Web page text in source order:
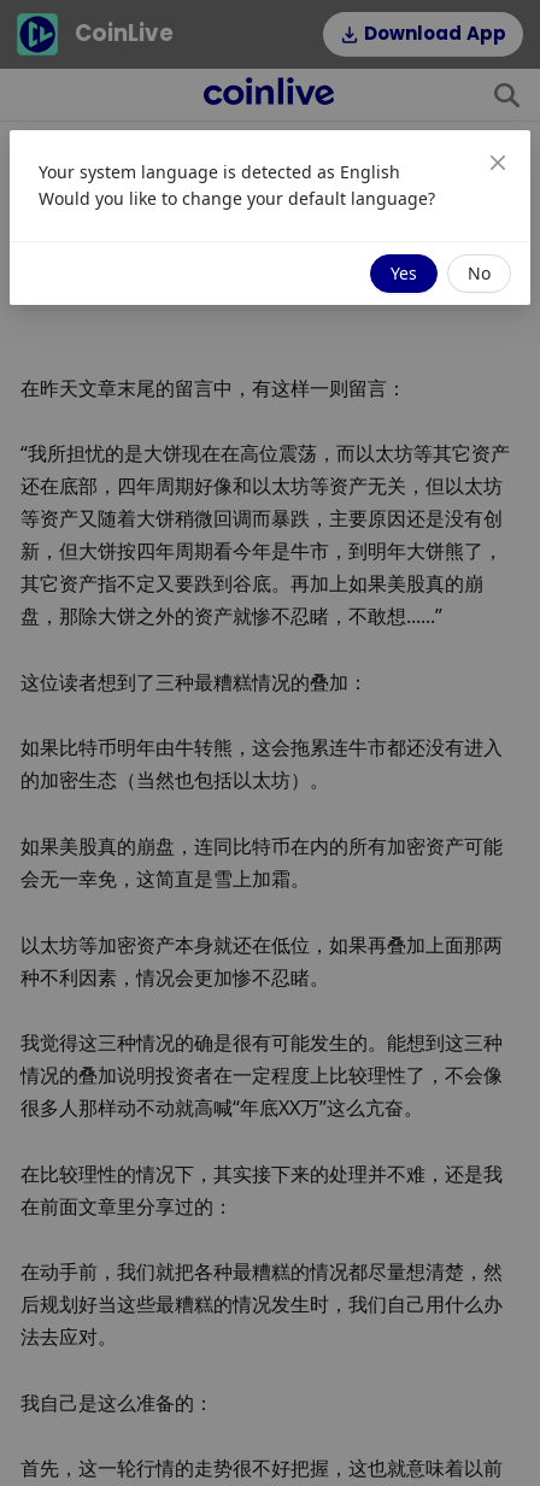
CoinLive Download App
如何应对市场行情暴跌？
关注
在昨天文章末尾的留言中，有这样一则留言：
“我所担忧的是大饼现在在高位震荡，而以太坊等其它资产
还在底部，四年周期好像和以太坊等资产无关，但以太坊
等资产又随着大饼稍微回调而暴跌，主要原因还是没有创
新，但大饼按四年周期看今年是牛市，到明年大饼熊了，
其它资产指不定又要跌到谷底。再加上如果美股真的崩
盘，那除大饼之外的资产就惨不忍睹，不敢想......”
这位读者想到了三种最糟糕情况的叠加：
如果比特币明年由牛转熊，这会拖累连牛市都还没有进入
的加密生态（当然也包括以太坊）。
如果美股真的崩盘，连同比特币在内的所有加密资产可能
会无一幸免，这简直是雪上加霜。
以太坊等加密资产本身就还在低位，如果再叠加上面那两
种不利因素，情况会更加惨不忍睹。
我觉得这三种情况的确是很有可能发生的。能想到这三种
情况的叠加说明投资者在一定程度上比较理性了，不会像
很多人那样动不动就高喊“年底XX万”这么亢奋。
在比较理性的情况下，其实接下来的处理并不难，还是我
在前面文章里分享过的：
在动手前，我们就把各种最糟糕的情况都尽量想清楚，然
后规划好当这些最糟糕的情况发生时，我们自己用什么办
法去应对。
我自己是这么准备的：
首先，这一轮行情的走势很不好把握，这也就意味着以前
Your system language is detected as English
Would you like to change your default language?
Yes No